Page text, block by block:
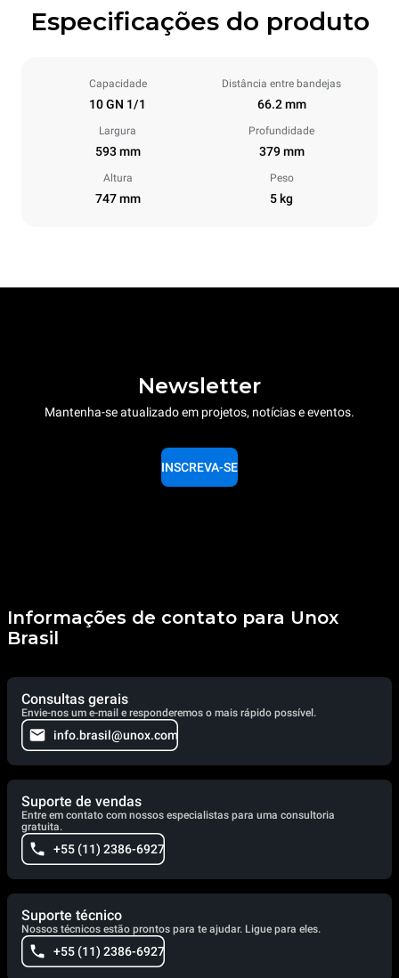
Especificações do produto
Capacidade
10 GN 1/1
Distância entre bandejas
66.2 mm
Largura
593 mm
Profundidade
379 mm
Altura
747 mm
Peso
5 kg
Newsletter
Mantenha-se atualizado em projetos, notícias e eventos.
INSCREVA-SE
Informações de contato para Unox
Brasil
Consultas gerais
Envie-nos um e-mail e responderemos o mais rápido possível.
info.brasil@unox.com
Suporte de vendas
Entre em contato com nossos especialistas para uma consultoria
gratuita.
+55 (11) 2386-6927
Suporte técnico
Nossos técnicos estão prontos para te ajudar. Ligue para eles.
+55 (11) 2386-6927